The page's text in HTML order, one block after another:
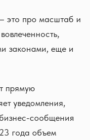
это про масштаб и
законами, еще и
прямую
уведомления,
сообщения
года объем